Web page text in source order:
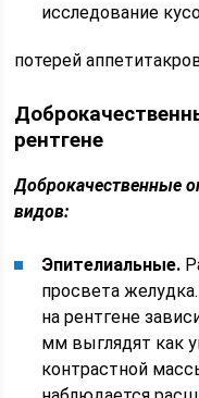
исследование
потерей
рентгене
Доброкачественные
видов:
Эпителиальные.
просвета
на рентгене
мм выглядят как
контрастной